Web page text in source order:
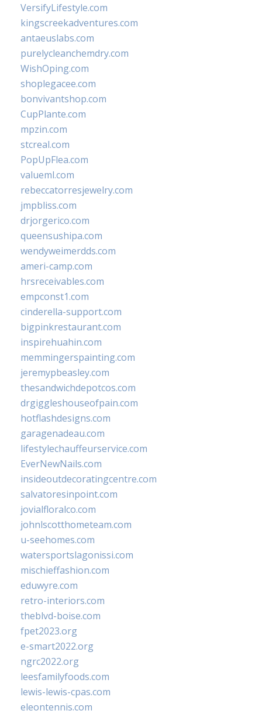
VersifyLifestyle.com
kingscreekadventures.com
antaeuslabs.com
purelycleanchemdry.com
WishOping.com
shoplegacee.com
bonvivantshop.com
CupPlante.com
mpzin.com
stcreal.com
PopUpFlea.com
valueml.com
rebeccatorresjewelry.com
jmpbliss.com
drjorgerico.com
queensushipa.com
wendyweimerdds.com
ameri-camp.com
hrsreceivables.com
empconst1.com
cinderella-support.com
bigpinkrestaurant.com
inspirehuahin.com
memmingerspainting.com
jeremypbeasley.com
thesandwichdepotcos.com
drgiggleshouseofpain.com
hotflashdesigns.com
garagenadeau.com
lifestylechauffeurservice.com
EverNewNails.com
insideoutdecoratingcentre.com
salvatoresinpoint.com
jovialfloralco.com
johnlscotthometeam.com
u-seehomes.com
watersportslagonissi.com
mischieffashion.com
eduwyre.com
retro-interiors.com
theblvd-boise.com
fpet2023.org
e-smart2022.org
ngrc2022.org
leesfamilyfoods.com
lewis-lewis-cpas.com
eleontennis.com